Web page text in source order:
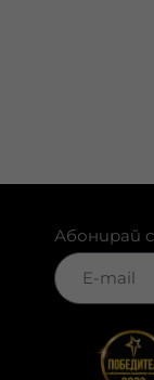
Абонирай